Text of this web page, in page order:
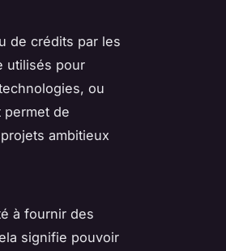
de crédits par les
utilisés pour
ou
de
ambitieux
à fournir des
signifie pouvoir